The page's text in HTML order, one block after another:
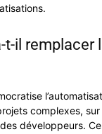
t-il remplacer
complexes,
développeurs.